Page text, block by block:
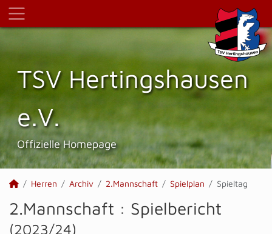
TSV Hertings­hausen
e.V.
Offizielle Homepage
Herren Archiv 2.Mannschaft Spielplan Spieltag
2.Mannschaft : Spielbericht
(2023/24)